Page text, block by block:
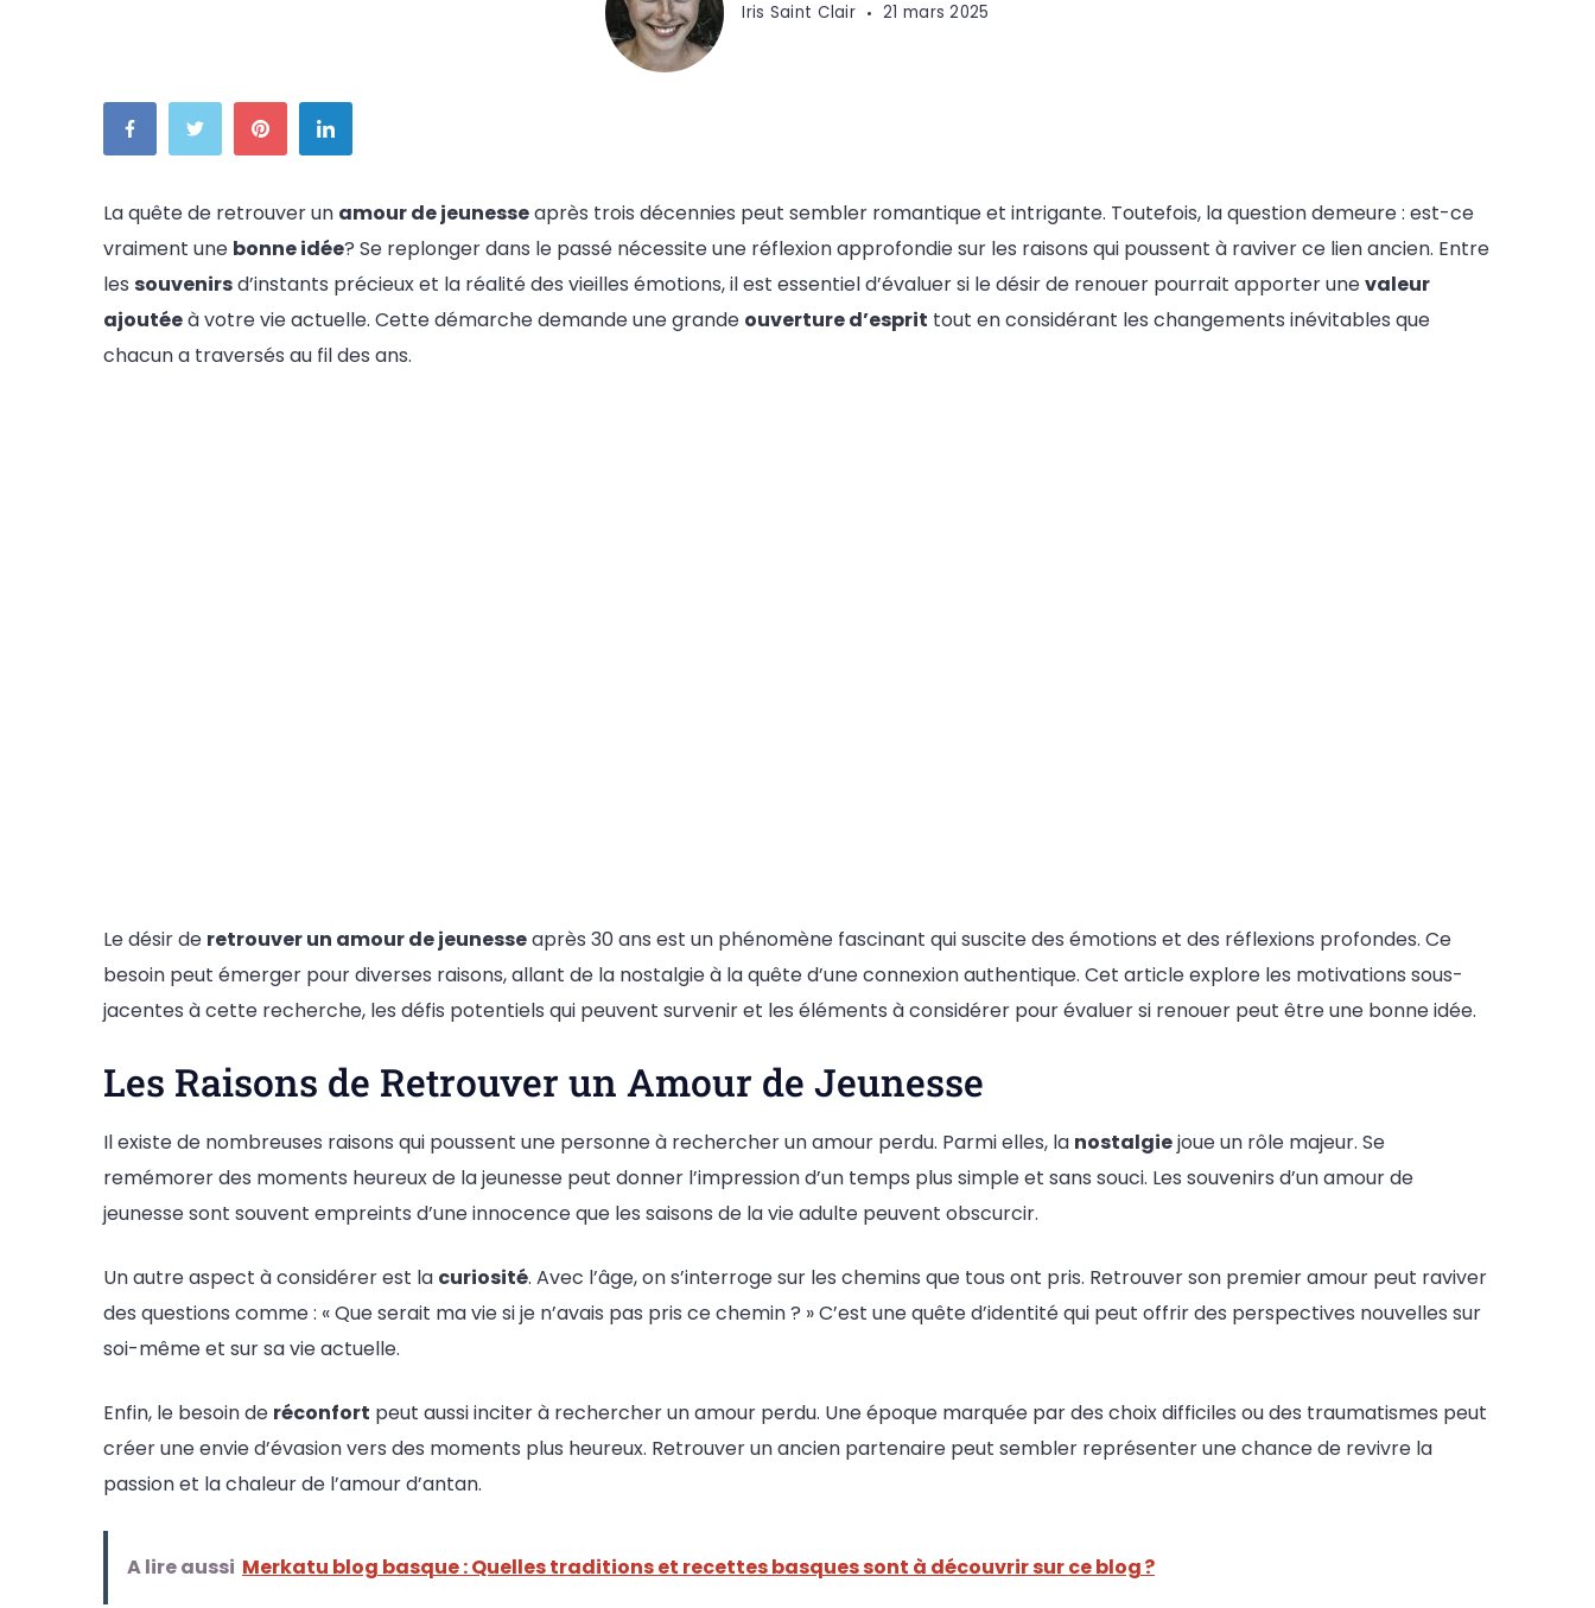
Iris Saint Clair 21 mars 2025
La quête de retrouver un amour de jeunesseaprès trois décennies peut sembler romantique et intrigante. Toutefois, la question demeure : est-ce
vraiment une bonne idée? Se replonger dans le passé nécessite une réflexion approfondie sur les raisons qui poussent à raviver ce lien ancien. Entre
les souvenirsd’instants précieux et la réalité des vieilles émotions, il est essentiel d’évaluer si le désir de renouer pourrait apporter unevaleur
ajoutéeà votre vie actuelle. Cette démarche demande une grande ouverture d’esprit tout en considérant les changements inévitables que
chacun a traversés au fil des ans.
Le désir de retrouver un amour de jeunesseaprès 30 ans est un phénomène fascinant qui suscite des émotions et des réflexions profondes. Ce
besoin peut émerger pour diverses raisons, allant de la nostalgie à la quête d’une connexion authentique. Cet article explore les motivations sous-
jacentes à cette recherche, les défis potentiels qui peuvent survenir et les éléments à considérer pour évaluer si renouer peut être une bonne idée.
Les Raisons de Retrouver un Amour de Jeunesse
Il existe de nombreuses raisons qui poussent une personne à rechercher un amour perdu. Parmi elles, la nostalgiejoue un rôle majeur. Se
remémorer des moments heureux de la jeunesse peut donner l’impression d’un temps plus simple et sans souci. Les souvenirs d’un amour de
jeunesse sont souvent empreints d’une innocence que les saisons de la vie adulte peuvent obscurcir.
Un autre aspect à considérer est la curiosité. Avec l’âge, on s’interroge sur les chemins que tous ont pris. Retrouver son premier amour peut raviver
des questions comme : « Que serait ma vie si je n’avais pas pris ce chemin ? » C’est une quête d’identité qui peut offrir des perspectives nouvelles sur
soi-même et sur sa vie actuelle.
Enfin, le besoin de réconfort peut aussi inciter à rechercher un amour perdu. Une époque marquée par des choix difficiles ou des traumatismes peut
créer une envie d’évasion vers des moments plus heureux. Retrouver un ancien partenaire peut sembler représenter une chance de revivre la
passion et la chaleur de l’amour d’antan.
A lire aussi Merkatu blog basque : Quelles traditions et recettes basques sont à découvrir sur ce blog ?